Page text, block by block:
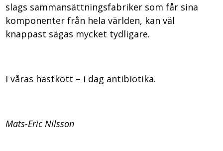
slags sammansättningsfabriker som får sina
komponenter från hela världen, kan väl
knappast sägas mycket tydligare.
I våras hästkött – i dag antibiotika.
Mats-Eric Nilsson